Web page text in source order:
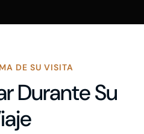
DE SU VISITA
Durante Su